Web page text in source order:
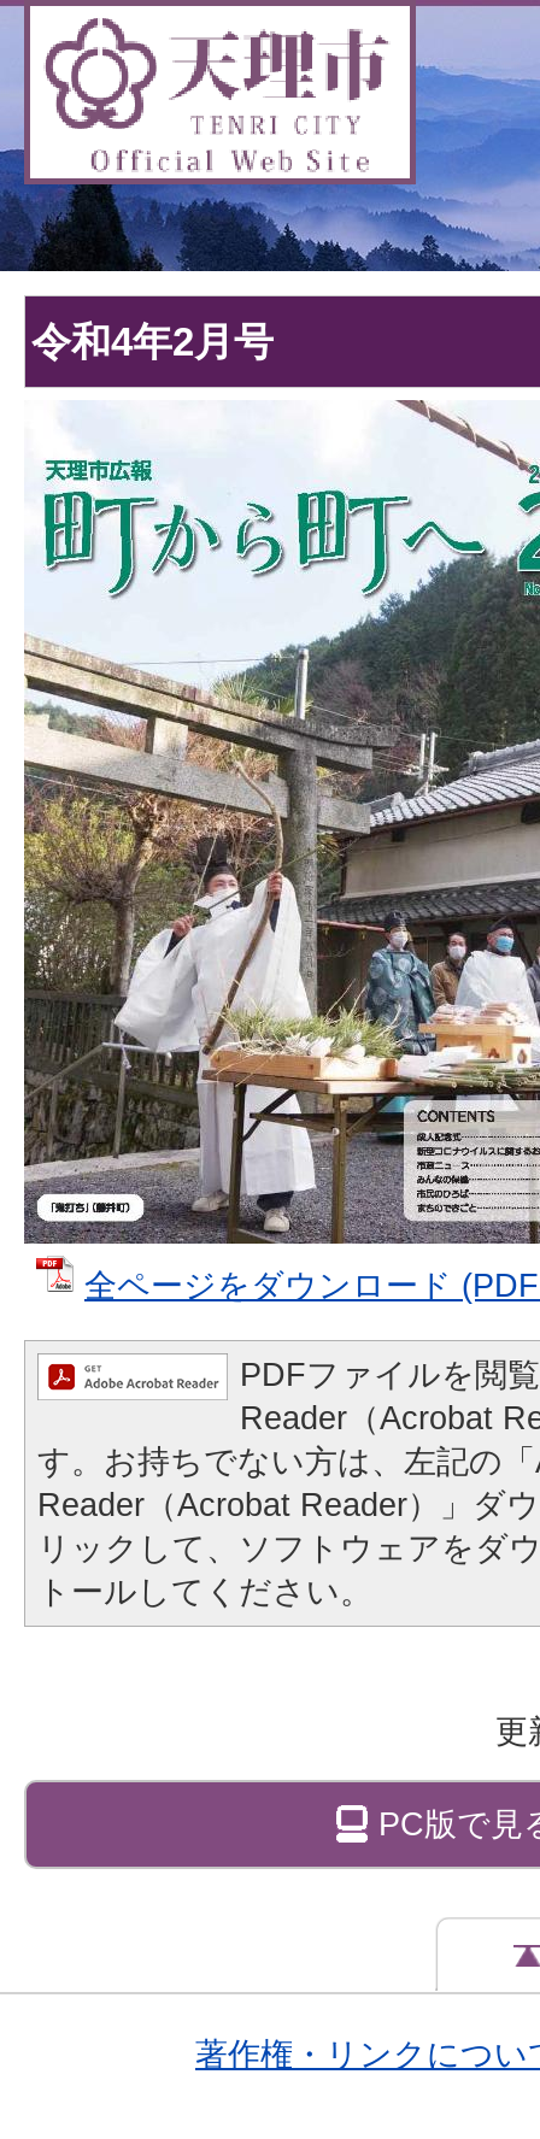
令和4年2月号
全ページをダウンロード
PDFファイルを閲
Reader（Acrobat
す。お持ちでない方は、左記の
Reader（Acrobat Reader）」ダ
リックして、ソフトウェアをダ
トールしてください。
更
PC版で見
著作権・リンクについ